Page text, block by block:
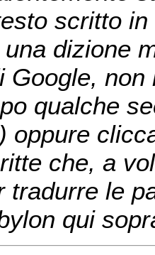
scritto
dizione
Google,
qualche
oppure
che, a
tradurre le
qui